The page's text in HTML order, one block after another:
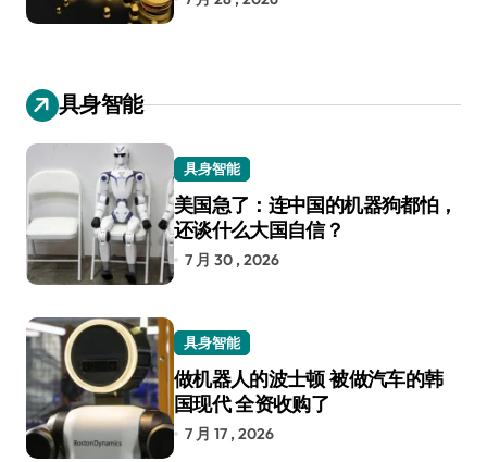
具身智能
具身智能
美国急了：连中国的机器狗都怕，
还谈什么大国自信？
7 月 30 , 2026
具身智能
做机器人的波士顿 被做汽车的韩
国现代 全资收购了
7 月 17 , 2026